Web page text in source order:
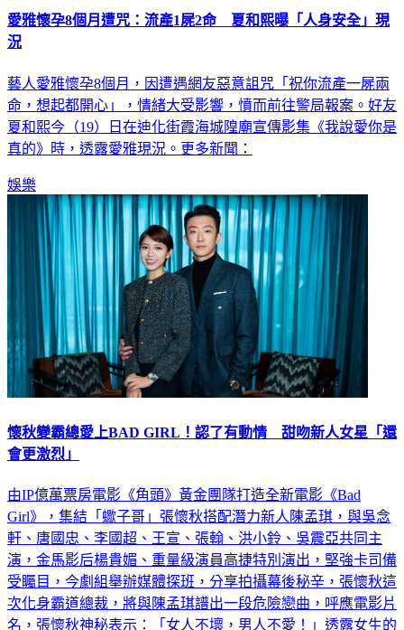
愛雅懷孕8個月遭咒：流產1屍2命 夏和熙曝「人身安全」現
況
藝人愛雅懷孕8個月，因遭遇網友惡意詛咒「祝你流產一屍兩
命，想起都開心」，情緒大受影響，憤而前往警局報案。好友
夏和熙今（19）日在迪化街霞海城隍廟宣傳影集《我說愛你是
真的》時，透露愛雅現況。更多新聞：
娛樂
懷秋變霸總愛上BAD GIRL！認了有動情 甜吻新人女星「還
會更激烈」
由IP億萬票房電影《角頭》黃金團隊打造全新電影《Bad
Girl》，集結「蠍子哥」張懷秋搭配潛力新人陳孟琪，與吳念
軒、唐國忠、李國超、王宣、張翰、洪小鈴、吳震亞共同主
演，金馬影后楊貴媚、重量級演員高捷特別演出，堅強卡司備
受矚目，今劇組舉辦媒體探班，分享拍攝幕後秘辛，張懷秋這
次化身霸道總裁，將與陳孟琪譜出一段危險戀曲，呼應電影片
名，張懷秋神秘表示：「女人不壞，男人不愛！」透露女生的